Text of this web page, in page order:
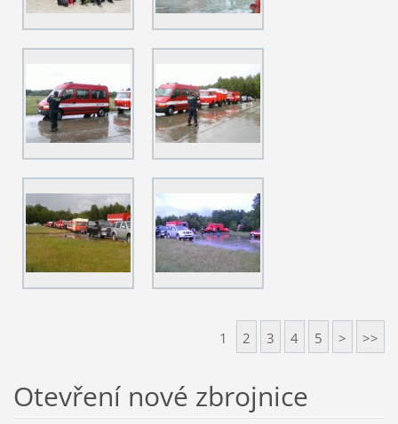
1 2 3 4 5 > >>
Otevření nové zbrojnice